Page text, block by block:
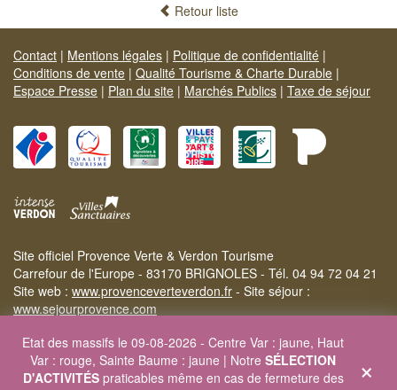
Retour liste
Contact | Mentions légales | Politique de confidentialité |
Conditions de vente | Qualité Tourisme & Charte Durable |
Espace Presse | Plan du site | Marchés Publics | Taxe de séjour
Site officiel Provence Verte & Verdon Tourisme
Carrefour de l'Europe - 83170 BRIGNOLES - Tél. 04 94 72 04 21
Site web : www.provenceverteverdon.fr - Site séjour :
www.sejourprovence.com
×
Etat des massifs le 09-08-2026 - Centre Var : jaune, Haut
Var : rouge, Sainte Baume : jaune | Notre SÉLECTION
D'ACTIVITÉSpraticables même en cas de fermeture des